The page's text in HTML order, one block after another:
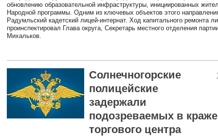
обновлению образовательной инфраструктуры, инициированных
Народной программы. Одним из ключевых объектов этого
Радумльский кадетский лицей-интернат. Ход капитального ремонта
проинспектировал Глава округа, Секретарь местного отделения
Михальков.
Солнечногорские
полицейские
задержали
подозреваемых в
торгового центра